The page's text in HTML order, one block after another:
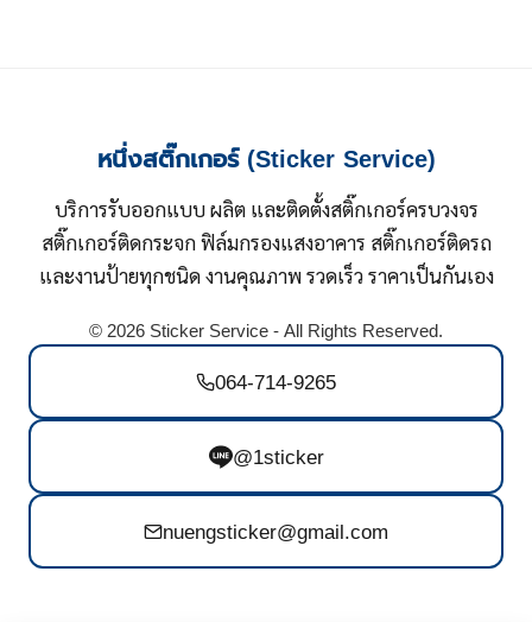
หนึ่งสติ๊กเกอร์ (Sticker Service)
บริการรับออกแบบ ผลิต และติดตั้งสติ๊กเกอร์ครบวงจร
สติ๊กเกอร์ติดกระจก ฟิล์มกรองแสงอาคาร สติ๊กเกอร์ติดรถ
และงานป้ายทุกชนิด งานคุณภาพ รวดเร็ว ราคาเป็นกันเอง
© 2026 Sticker Service - All Rights Reserved.
064-714-9265
@1sticker
nuengsticker@gmail.com